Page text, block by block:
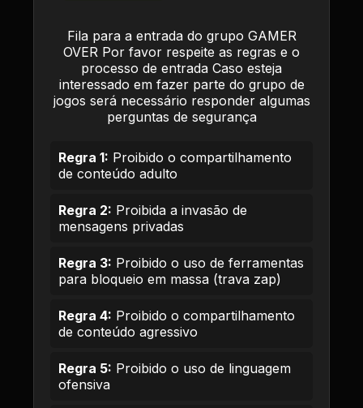
Fila para a entrada do grupo GAMER
OVER Por favor respeite as regras e o
processo de entrada Caso esteja
interessado em fazer parte do grupo de
jogos será necessário responder algumas
perguntas de segurança
Regra 1: Proibido o compartilhamento
de conteúdo adulto
Regra 2: Proibida a invasão de
mensagens privadas
Regra 3: Proibido o uso de ferramentas
para bloqueio em massa (trava zap)
Regra 4: Proibido o compartilhamento
de conteúdo agressivo
Regra 5: Proibido o uso de linguagem
ofensiva